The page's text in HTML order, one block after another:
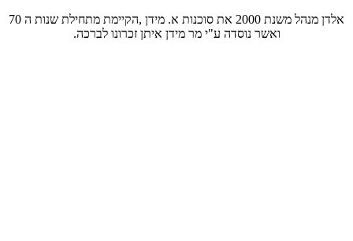
אלדן מנהל משנת 2000 את סוכנות א. מידן ,הקיימת מתחילת שנות ה 70
ואשר נוסדה ע"י מר מידן איתן זכרונו לברכה.